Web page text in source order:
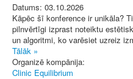
Datums: 03.10.2026
Kāpēc šī konference ir unikāla?
pilnvērtīgi izprast noteiktu
un algoritmi, ko varēsiet uzreiz
Tālāk »
Organizē kompānija:
Clinic Equilibrium